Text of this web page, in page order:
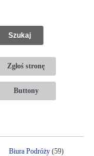
Zgłoś stronę
Buttony
Biura Podróży(59)